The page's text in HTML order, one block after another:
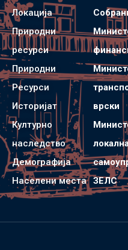
Локација
Природни
ресурси
Природни
Ресурси
Историјат
Културно
наследство
Демографија
Населени места
врски
ЗЕЛС